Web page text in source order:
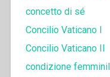
concetto di sé
Concilio Vaticano I
Concilio Vaticano II
condizione